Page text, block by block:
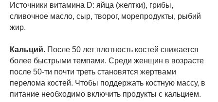
Источники витамина D: яйца (желтки), грибы,
сливочное масло, сыр, творог, морепродукты, рыбий
жир.
Кальций. После 50 лет плотность костей снижается
более быстрыми темпами. Среди женщин в возрасте
после 50-ти почти треть становятся жертвами
перелома костей. Чтобы поддержать костную массу, в
питание необходимо включить продукты с кальцием.